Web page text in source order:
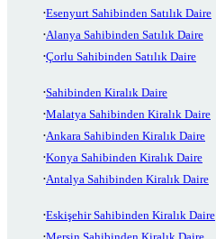
Esenyurt Sahibinden Satılık Daire
Alanya Sahibinden Satılık Daire
Çorlu Sahibinden Satılık Daire
Sahibinden Kiralık Daire
Malatya Sahibinden Kiralık Daire
Ankara Sahibinden Kiralık Daire
Konya Sahibinden Kiralık Daire
Antalya Sahibinden Kiralık Daire
Eskişehir Sahibinden Kiralık Daire